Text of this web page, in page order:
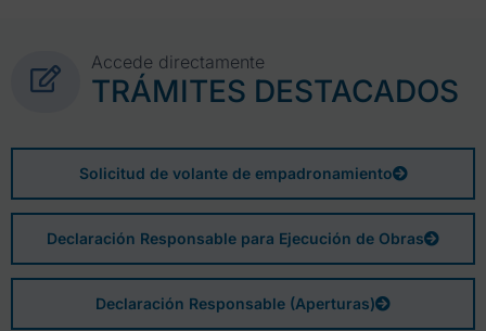
Accede directamente
TRÁMITES DESTACADOS
Solicitud de volante de empadronamiento
Declaración Responsable para Ejecución de Obras
Declaración Responsable (Aperturas)